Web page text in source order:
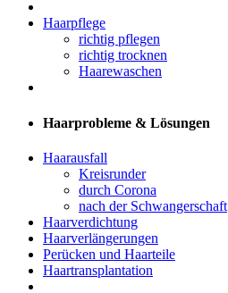
Haarpflege
richtig pflegen
richtig trocknen
Haarewaschen
Haarprobleme & Lösungen
Haarausfall
Kreisrunder
durch Corona
nach der Schwangerschaft
Haarverdichtung
Haarverlängerungen
Perücken und Haarteile
Haartransplantation